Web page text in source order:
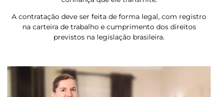
A contratação deve ser feita de forma legal, com registro
na carteira de trabalho e cumprimento dos direitos
previstos na legislação brasileira.